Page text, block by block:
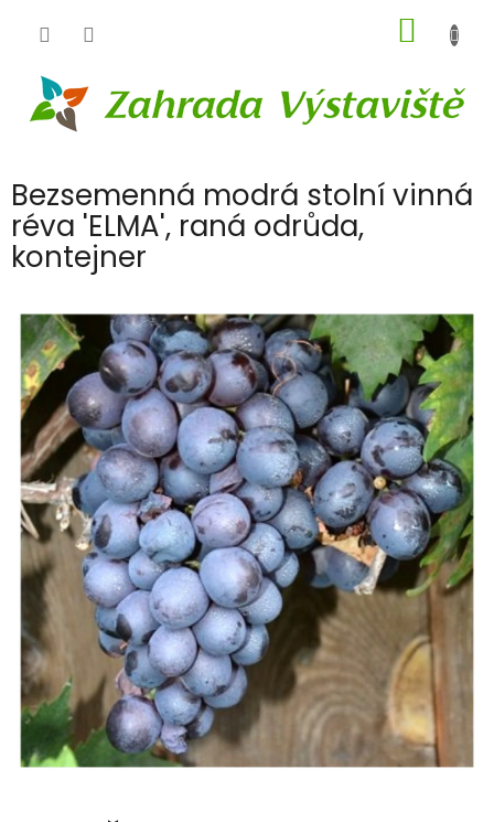
KOŠÍK
Bezsemenná modrá stolní vinná
réva 'ELMA', raná odrůda,
kontejner